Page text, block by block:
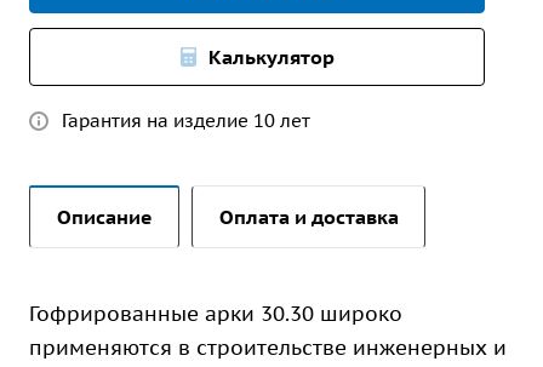
Калькулятор
Гарантия на изделие 10 лет
Описание Оплата и доставка
Гофрированные арки 30.30 широко
применяются в строительстве инженерных и